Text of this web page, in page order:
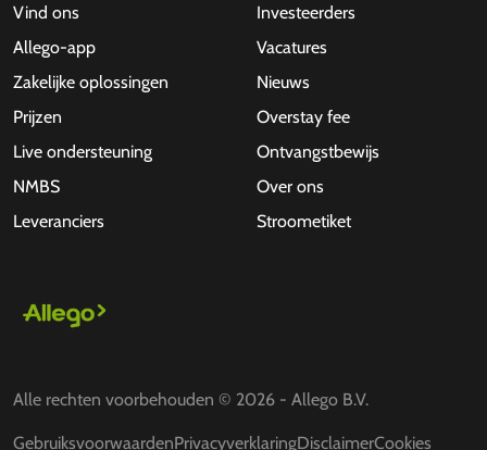
Vind ons
Allego-app
Zakelijke oplossingen
Prijzen
Live ondersteuning
NMBS
Leveranciers
Investeerders
Vacatures
Nieuws
Overstay fee
Ontvangstbewijs
Over ons
Stroometiket
Alle rechten voorbehouden © 2026 - Allego B.V.
GebruiksvoorwaardenPrivacyverklaringDisclaimerCookies